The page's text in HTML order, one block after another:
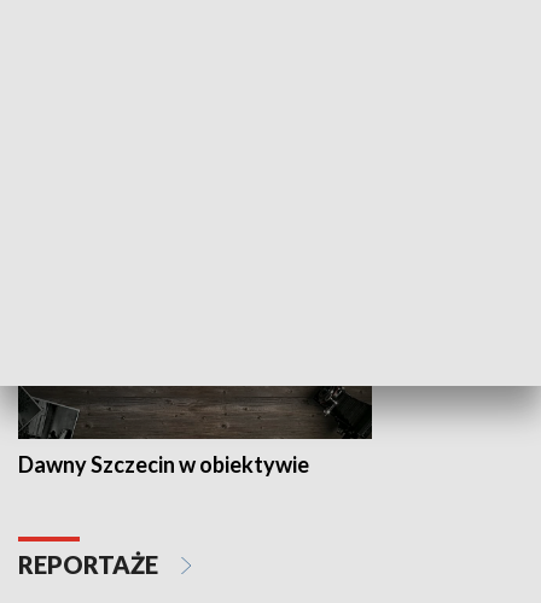
Dawny Szczecin w obiektywie
REPORTAŻE